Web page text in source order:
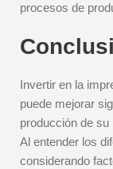
procesos de
Invertir en la
puede mejorar
producción de
Al entender los
considerando